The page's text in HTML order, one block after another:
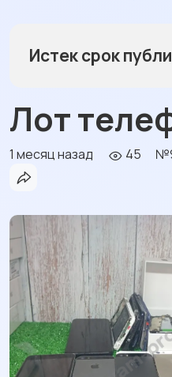
Истек срок
Лот
1 месяц назад 45